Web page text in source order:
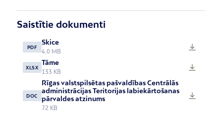
Saistītie dokumenti
PDF
Skice
4.0 MB
XLSX
Tāme
133 KB
DOC
Rīgas valstspilsētas pašvaldības Centrālās
administrācijas Teritorijas labiekārtošanas
pārvaldes atzinums
72 KB